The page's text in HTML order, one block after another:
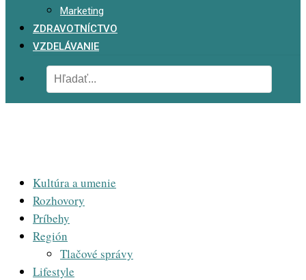
Marketing
ZDRAVOTNÍCTVO
VZDELÁVANIE
Kultúra a umenie
Rozhovory
Príbehy
Región
Tlačové správy
Lifestyle